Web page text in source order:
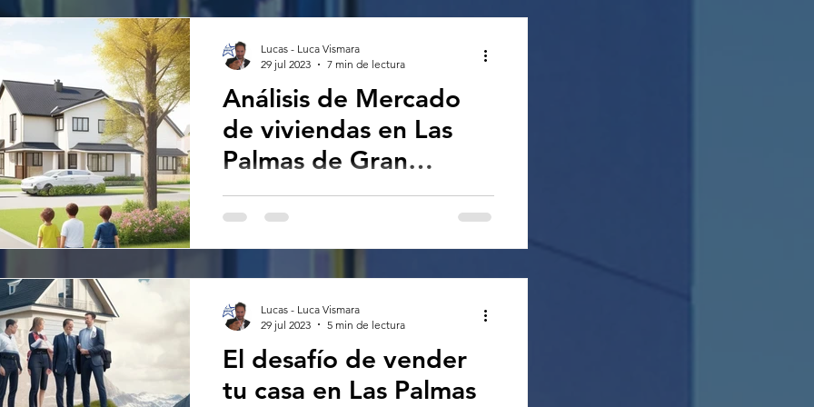
Análisis de Mercado
de viviendas en Las
Palmas de Gran
Canaria 2023
propiedades en Las Palmas, mercado
inmobiliario Las Palmas 2023, Las Palmas
Lucas - Luca Vismara
29 jul 2023
7 min de lectura
El desafío de vender
tu casa en Las Palmas
Lucas - Luca Vismara
29 jul 2023
5 min de lectura